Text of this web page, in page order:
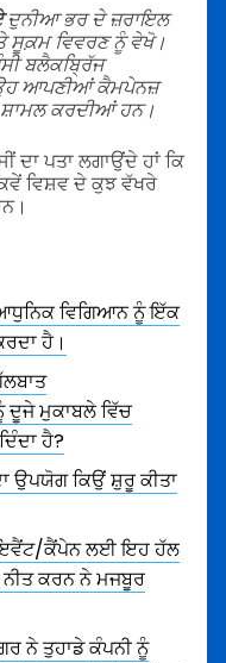
ਦੁਨੀਆ ਭਰ ਦੇ ਜ਼ਰਾਇਲ
ਸੂਕ਼ਮ ਵਿਵਰਣ ਨੂੰ ਵੇਖੋ।
ਬਲੈਕਬ੍ਰਿੱਜ
ਆਪਣੀਆਂ ਕੈਮਪੇਨਜ਼
ਸ਼ਾਮਲ ਕਰਦੀਆਂ ਹਨ।
ਦਾ ਪਤਾ ਲਗਾਉਂਦੇ ਹਾਂ ਕਿ
ਵਿਸ਼ਵ ਦੇ ਕੁਝ ਵੱਖਰੇ
ਵਿਗਿਆਨ ਨੂੰ ਇੱਕ
ਹੈ।
ਦੂਜੇ ਮੁਕਾਬਲੇ ਵਿੱਚ
ਹੈ?
ਉਪਯੋਗ ਕਿਉਂ ਸ਼ੁਰੂ ਕੀਤਾ
ਕੈਂਪੇਨ ਲਈ ਇਹ ਹੱਲ
ਨੀਤ ਕਰਨ ਨੇ ਮਜਬੂਰ
ਨੇ ਤੁਹਾਡੇ ਕੰਪਨੀ ਨੂੰ